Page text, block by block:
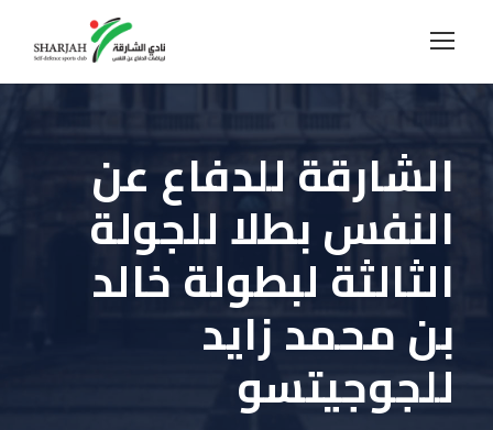
الشارقة للدفاع عن
النفس بطلا للجولة
الثالثة لبطولة خالد
بن محمد زايد
للجوجيتسو